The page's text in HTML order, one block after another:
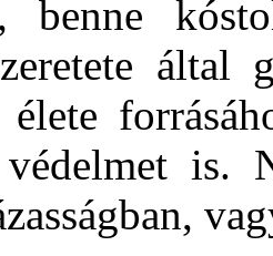
benne
által
védelmet is.